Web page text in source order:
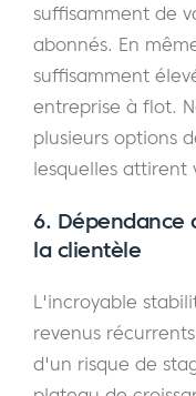
suffisamment de
abonnés. En
suffisamment
entreprise à flot.
plusieurs options
lesquelles attirent
6. Dépendance
la clientèle
L'incroyable
revenus
d'un risque de